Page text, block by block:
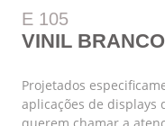
E 105
VINIL
Projetados
aplicações de displays
querem chamar a